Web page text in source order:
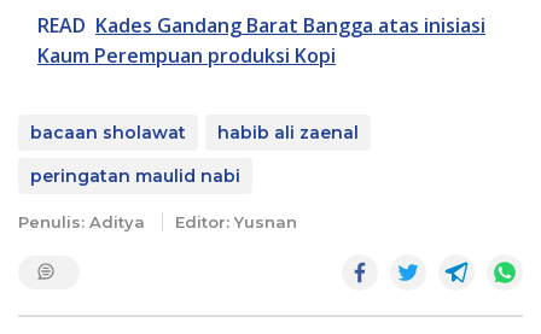
READ Kades Gandang Barat Bangga atas inisiasi
Kaum Perempuan produksi Kopi
bacaan sholawat
habib ali zaenal
peringatan maulid nabi
Penulis: Aditya Editor: Yusnan